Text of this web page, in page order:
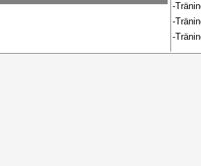
-
-
-